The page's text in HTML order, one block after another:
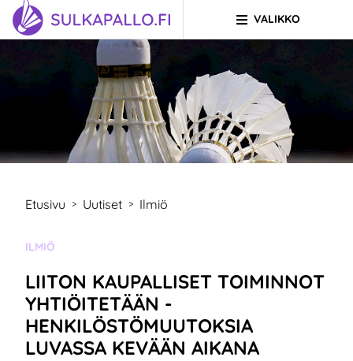
Siirry sivun sisältöön
SIIRRY ETUSIVULLE
VALIKKO
Etusivu > Uutiset > Ilmiö
KATEGORIA:
ILMIÖ
LIITON KAUPALLISET TOIMINNOT
YHTIÖITETÄÄN -
HENKILÖSTÖMUUTOKSIA
LUVASSA KEVÄÄN AIKANA